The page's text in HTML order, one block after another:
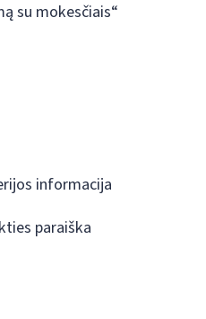
su mokesčiais“
informacija
paraiška